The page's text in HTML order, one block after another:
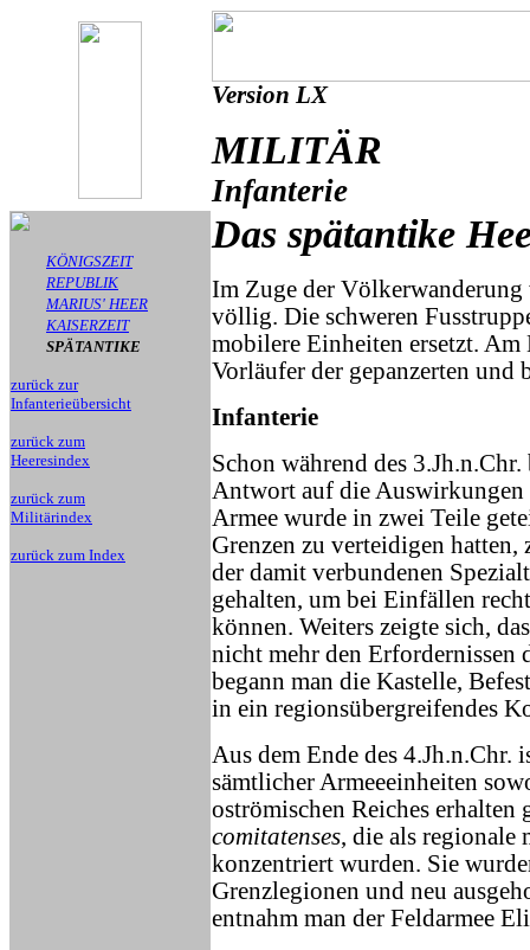
Version LX
MILITÄR
Infanterie
KÖNIGSZEIT
REPUBLIK
MARIUS' HEER
KAISERZEIT
SPÄTANTIKE
zurück zur
Infanterieübersicht
zurück zum
Heeresindex
zurück zum
Militärindex
zurück zum Index
Das spätantike
Im Zuge der
völlig. Die schweren
mobilere Einheiten ersetzt.
Vorläufer der gepanzerten und
Infanterie
Schon während des
Antwort auf die
Armee wurde in zwei Teile
Grenzen zu verteidigen hatten,
der damit verbundenen
gehalten, um bei Einfällen
können. Weiters zeigte sich,
nicht mehr den Erfordernissen
begann man die Kastelle,
in ein regionsübergreifendes
Aus dem Ende des 4.Jh.n.Chr.
sämtlicher Armeeeinheiten
oströmischen Reiches erhalten
comitatenses, die als regionale
konzentriert wurden. Sie
Grenzlegionen und neu
entnahm man der Feldarmee